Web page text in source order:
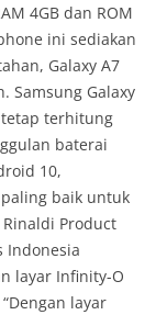
4GB dan ROM
ini sediakan
Galaxy A7
Samsung Galaxy
terhitung
baterai
10,
baik untuk
Product
Indonesia
layar Infinity-O
layar